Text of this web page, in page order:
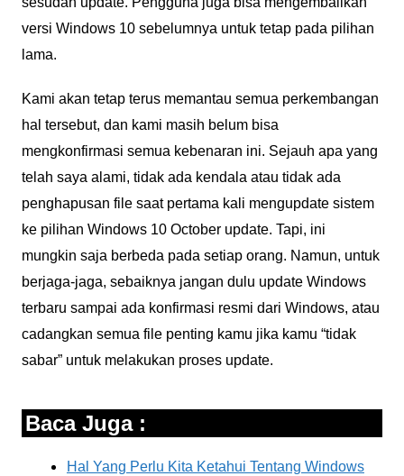
versi Windows 10 sebelumnya untuk tetap pada pilihan
lama.
Kami akan tetap terus memantau semua perkembangan
hal tersebut, dan kami masih belum bisa
mengkonfirmasi semua kebenaran ini. Sejauh apa yang
telah saya alami, tidak ada kendala atau tidak ada
penghapusan file saat pertama kali mengupdate sistem
ke pilihan Windows 10 October update. Tapi, ini
mungkin saja berbeda pada setiap orang. Namun, untuk
berjaga-jaga, sebaiknya jangan dulu update Windows
terbaru sampai ada konfirmasi resmi dari Windows, atau
cadangkan semua file penting kamu jika kamu “tidak
sabar” untuk melakukan proses update.
Baca Juga :
Hal Yang Perlu Kita Ketahui Tentang Windows